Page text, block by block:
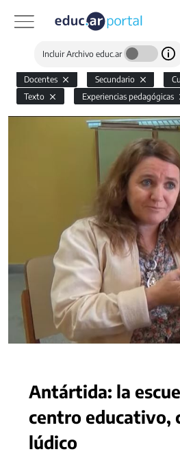
Incluir Archivo educ.ar
Docentes Secundario
Texto
Experiencias pedagógicas
Antártida: la
centro educativo,
lúdico